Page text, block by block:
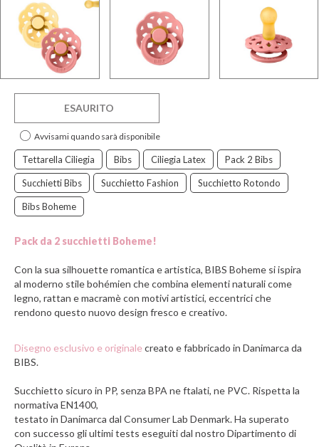
Avvisami quando sarà disponibile
ESAURITO
Tettarella Ciliegia Bibs Ciliegia Latex Pack 2 Bibs
Succhietti Bibs Succhietto Fashion Succhietto Rotondo
Bibs Boheme
Pack da 2 succhietti Boheme!
Con la sua silhouette romantica e artistica, BIBS Boheme si ispira
al moderno stile bohémien che combina elementi naturali come
legno, rattan e macramè con motivi artistici, eccentrici che
rendono questo nuovo design fresco e creativo.
Disegno esclusivo e originale creato e fabbricado in Danimarca da
BIBS.
Succhietto sicuro in PP, senza BPA ne ftalati, ne PVC. Rispetta la
normativa EN1400,
testato in Danimarca dal Consumer Lab Denmark. Ha superato
con successo gli ultimi tests eseguiti dal nostro Dipartimento di